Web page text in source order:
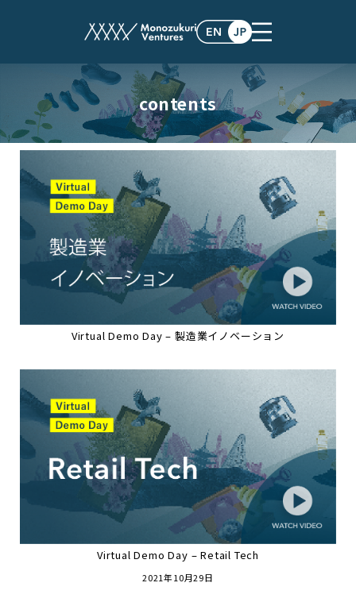
contents
Virtual Demo Day – 製造業イノベーション
Virtual Demo Day – Retail Tech
2021年10月29日